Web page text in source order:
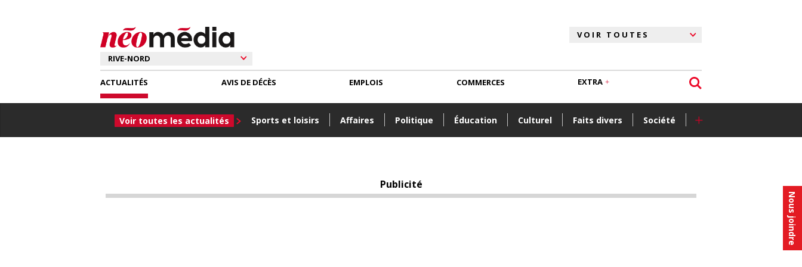
Nous joindre
ACTUALITÉS
Voir toutes les actualités Sports et loisirs Affaires Politique Éducation Culturel Faits divers Société +
AVIS DE DÉCÈS EMPLOIS COMMERCES EXTRA
Publicité